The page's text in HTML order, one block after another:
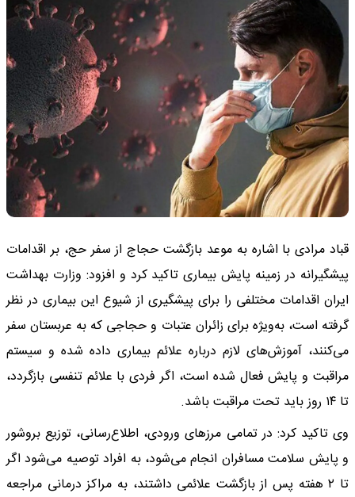
قباد مرادی با اشاره به موعد بازگشت حجاج از سفر حج، بر اقدامات
پیشگیرانه در زمینه پایش بیماری تاکید کرد و افزود: وزارت بهداشت
ایران اقدامات مختلفی را برای پیشگیری از شیوع این بیماری در نظر
گرفته است، به‌ویژه برای زائران عتبات و حجاجی که به عربستان سفر
می‌کنند، آموزش‌های لازم درباره علائم بیماری داده شده و سیستم
مراقبت و پایش فعال شده است، اگر فردی با علائم تنفسی بازگردد،
تا ۱۴ روز باید تحت مراقبت باشد.
وی تاکید کرد: در تمامی مرز‌های ورودی، اطلاع‌رسانی، توزیع بروشور
و پایش سلامت مسافران انجام می‌شود، به افراد توصیه می‌شود اگر
تا ۲ هفته پس از بازگشت علائمی داشتند، به مراکز درمانی مراجعه